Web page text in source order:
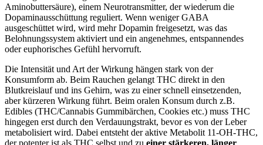
Aminobuttersäure), einem Neurotransmitter, der wiederum die
Dopaminausschüttung reguliert. Wenn weniger GABA
ausgeschüttet wird, wird mehr Dopamin freigesetzt, was das
Belohnungssystem aktiviert und ein angenehmes, entspannendes
oder euphorisches Gefühl hervorruft.
Die Intensität und Art der Wirkung hängen stark von der
Konsumform ab. Beim Rauchen gelangt THC direkt in den
Blutkreislauf und ins Gehirn, was zu einer schnell einsetzenden,
aber kürzeren Wirkung führt. Beim oralen Konsum durch z.B.
Edibles (THC/Cannabis Gummibärchen, Cookies etc.) muss THC
hingegen erst durch den Verdauungstrakt, bevor es von der Leber
metabolisiert wird. Dabei entsteht der aktive Metabolit 11-OH-THC,